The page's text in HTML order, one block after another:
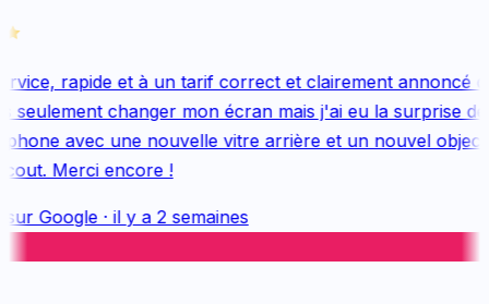
rapide et à un tarif correct et clairement annoncé
seulement changer mon écran mais j'ai eu la surprise de
avec une nouvelle vitre arrière et un nouvel
Merci encore !
Google· il y a 2 semaines